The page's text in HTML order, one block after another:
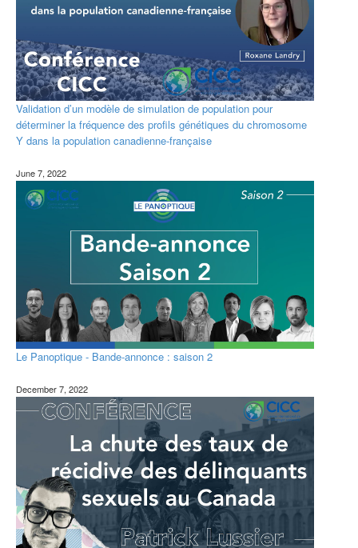
Validation d’un modèle de simulation de population pour
déterminer la fréquence des profils génétiques du chromosome
Y dans la population canadienne-française
June 7, 2022
Le Panoptique - Bande-annonce : saison 2
December 7, 2022